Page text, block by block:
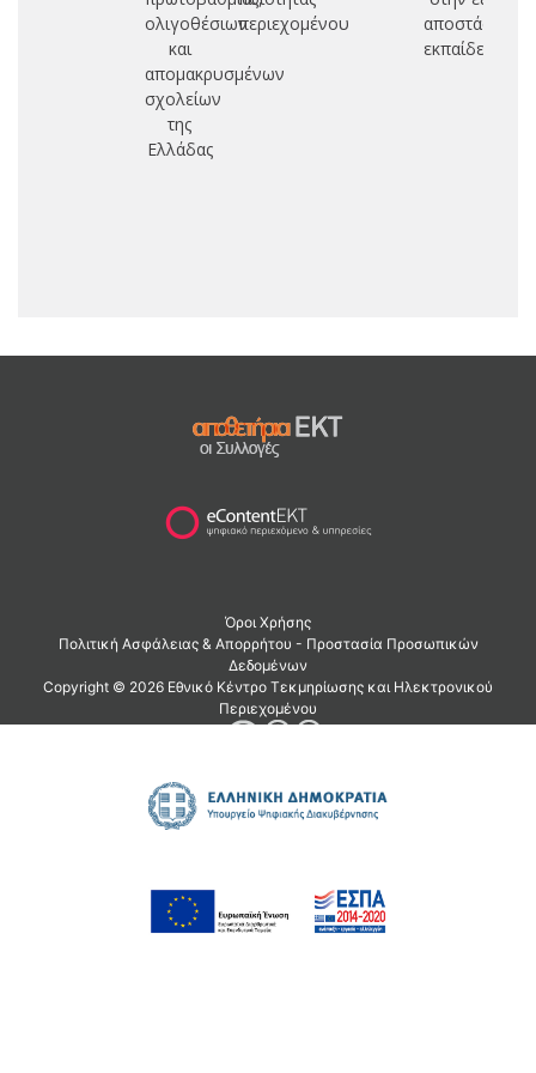
ολιγοθέσιων
και
απομακρυσμένων
σχολείων
της
Ελλάδας
περιεχομένου
αποστάσεως
εκπαίδευση